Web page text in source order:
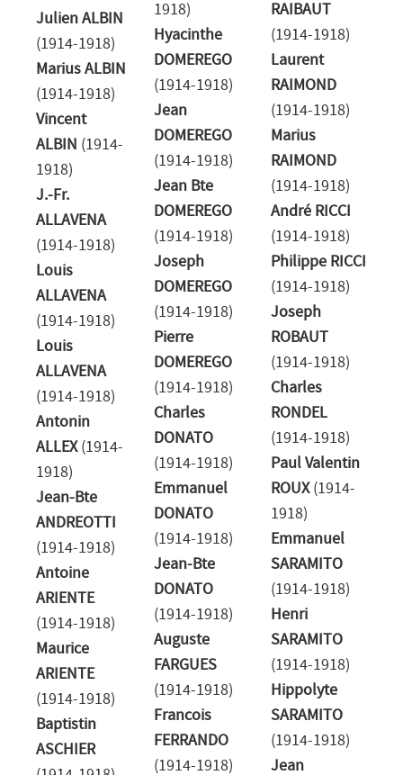
Julien ALBIN
(1914-1918)
Marius ALBIN
(1914-1918)
Vincent
ALBIN (1914-
1918)
J.-Fr.
ALLAVENA
(1914-1918)
Louis
ALLAVENA
(1914-1918)
Louis
ALLAVENA
(1914-1918)
Antonin
ALLEX(1914-
1918)
Jean-Bte
ANDREOTTI
(1914-1918)
Antoine
ARIENTE
(1914-1918)
Maurice
ARIENTE
(1914-1918)
Baptistin
ASCHIER
1918)
Hyacinthe
DOMEREGO
(1914-1918)
Jean
DOMEREGO
(1914-1918)
Jean Bte
DOMEREGO
(1914-1918)
Joseph
DOMEREGO
(1914-1918)
Pierre
DOMEREGO
(1914-1918)
Charles
DONATO
(1914-1918)
Emmanuel
DONATO
(1914-1918)
Jean-Bte
DONATO
(1914-1918)
Auguste
FARGUES
(1914-1918)
Francois
FERRANDO
(1914-1918)
RAIBAUT
(1914-1918)
Laurent
RAIMOND
(1914-1918)
Marius
RAIMOND
(1914-1918)
André RICCI
(1914-1918)
Philippe RICCI
(1914-1918)
Joseph
ROBAUT
(1914-1918)
Charles
RONDEL
(1914-1918)
Paul Valentin
ROUX(1914-
1918)
Emmanuel
SARAMITO
(1914-1918)
Henri
SARAMITO
(1914-1918)
Hippolyte
SARAMITO
(1914-1918)
Jean